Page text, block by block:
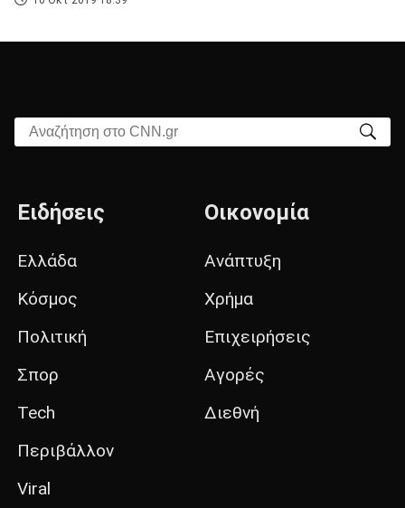
Αναζήτηση στο CNN.gr
Ειδήσεις
Ελλάδα
Κόσμος
Πολιτική
Σπορ
Tech
Περιβάλλον
Viral
Οικονομία
Ανάπτυξη
Χρήμα
Επιχειρήσεις
Αγορές
Διεθνή